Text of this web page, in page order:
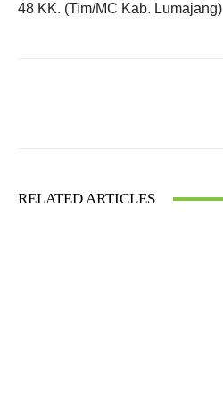
48 KK. (Tim/MC Kab. Lumajang)
RELATED ARTICLES